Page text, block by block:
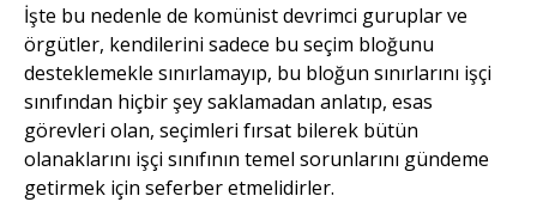
İşte bu nedenle de komünist devrimci guruplar ve
örgütler, kendilerini sadece bu seçim bloğunu
desteklemekle sınırlamayıp, bu bloğun sınırlarını işçi
sınıfından hiçbir şey saklamadan anlatıp, esas
görevleri olan, seçimleri fırsat bilerek bütün
olanaklarını işçi sınıfının temel sorunlarını gündeme
getirmek için seferber etmelidirler.